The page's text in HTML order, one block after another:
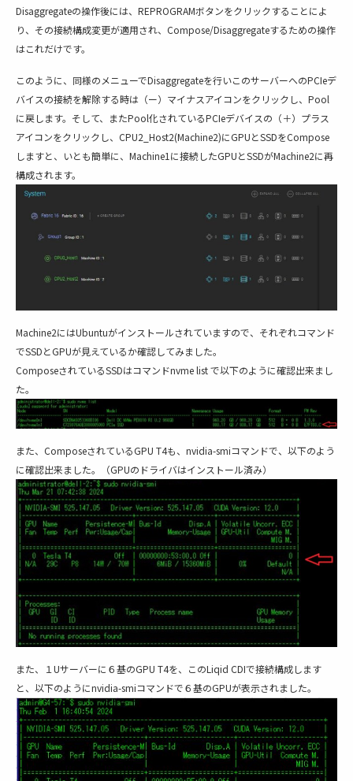
Disaggregateの操作後には、REPROGRAMボタンをクリックすることによ
り、その接続構成変更が適用され、Compose/Disaggregateするための操作
はこれだけです。
このように、同様のメニューでDisaggregateを行いこのサーバーへのPCIeデ
バイスの接続を解除する時は（ー）マイナスアイコンをクリックし、Pool
に戻します。そして、またPool化されているPCIeデバイスの（＋）プラス
アイコンをクリックし、CPU2_Host2(Machine2)にGPUとSSDをCompose
しますと、いとも簡単に、Machine1に接続したGPUとSSDがMachine2に再
構成されます。
Machine2にはUbuntuがインストールされていますので、それぞれコマンド
でSSDとGPUが見えているか確認してみました。
ComposeされているSSDはコマンドnvme list で以下のように確認出来まし
た。
また、ComposeされているGPU T4も、nvidia-smiコマンドで、以下のよう
に確認出来ました。（GPUのドライバはインストール済み）
また、１Uサーバーに６基のGPU T4を、このLiqid CDIで接続構成します
と、以下のようにnvidia-smiコマンドで６基のGPUが表示されました。